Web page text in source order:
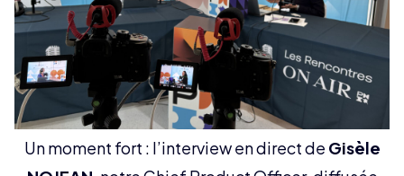
Un moment fort : l’interview en direct de Gisèle